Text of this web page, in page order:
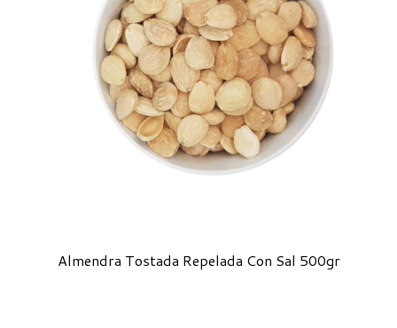
Almendra Tostada Repelada Con Sal 500gr